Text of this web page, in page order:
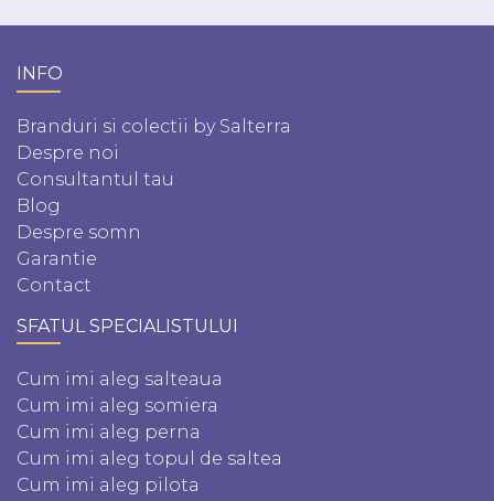
INFO
Branduri si colectii by Salterra
Despre noi
Consultantul tau
Blog
Despre somn
Garantie
Contact
SFATUL SPECIALISTULUI
Cum imi aleg salteaua
Cum imi aleg somiera
Cum imi aleg perna
Cum imi aleg topul de saltea
Cum imi aleg pilota